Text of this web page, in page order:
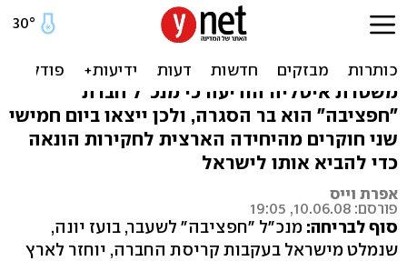
המשטרה תביא את בועז יונה
מאיטליה ביום ב'
משטרת איטליה הודיעה כי מנכ"ל חברת
"חפציבה" הוא בר הסגרה, ולכן ייצאו ביום חמישי
שני חוקרים מהיחידה הארצית לחקירות הונאה
כדי להביא אותו לישראל
אפרת וייס
פורסם: 10.06.08, 19:05
סוף לבריחה: מנכ"ל "חפציבה" לשעבר, בועז יונה,
שנמלט מישראל בעקבות קריסת החברה, יוחזר לארץ